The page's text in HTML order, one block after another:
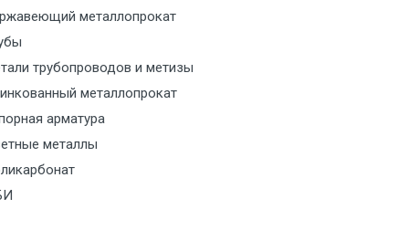
с транспортным
с транспортным
с транспортным
металлопрокат
трубопроводов и метизы
металлопрокат
арматура
металлы